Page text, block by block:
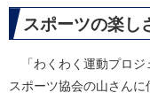
スポーツの楽し
「わくわく運動プロジ
スポーツ協会の山さんに